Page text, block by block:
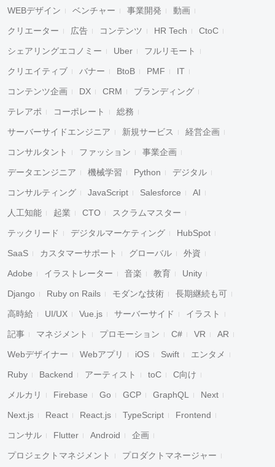
WEBデザイン ベンチャー 事業開発 動画
クリエーター 広告 コンテンツ HR Tech CtoC
シェアリングエコノミー Uber フルリモート
クリエイティブ バナー BtoB PMF IT
コンテンツ企画 DX CRM ブランディング
テレアポ コーポレート 総務
サーバーサイドエンジニア 新規サービス 経営企画
コンサルタント ファッション 事業企画
データエンジニア 機械学習 Python デジタル
コンサルティング JavaScript Salesforce AI
人工知能 起業 CTO スクラムマスター
テックリード デジタルマーケティング HubSpot
SaaS カスタマーサポート グローバル 外資
Adobe イラストレーター 音楽 教育 Unity
Django Ruby on Rails モダンな技術 長期継続も可
高時給 UI/UX Vue.js サーバーサイド イラスト
記事 マネジメント プロモーション C# VR AR
Webデザイナー Webアプリ iOS Swift エンタメ
Ruby Backend アーティスト toC C向け
メルカリ Firebase Go GCP GraphQL Next
Next.js React React.js TypeScript Frontend
コンサル Flutter Android 企画
プロジェクトマネジメント プロダクトマネージャー